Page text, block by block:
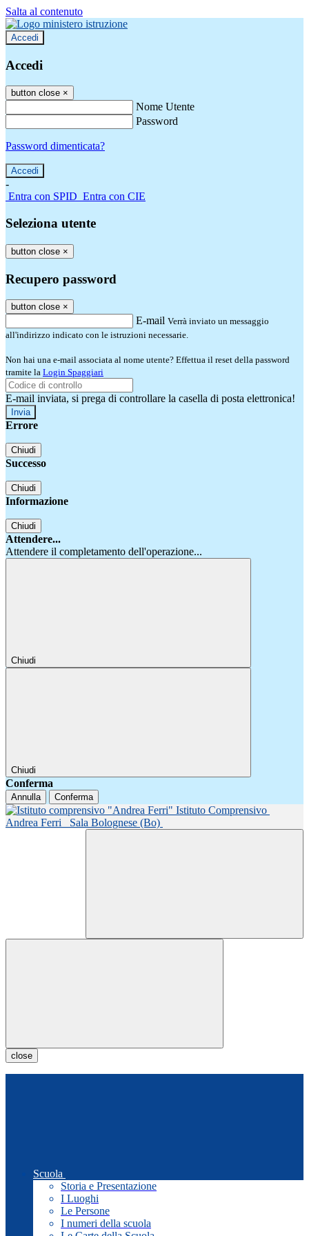
Salta al contenuto
Accedi
Accedi
button close ×
Nome Utente
Password
Password dimenticata?
-
Entra con SPID Entra con CIE
Seleziona utente
button close ×
Recupero password
button close ×
E-mail Verrà inviato un messaggio
all'indirizzo indicato con le istruzioni necessarie.
Non hai una e-mail associata al nome utente? Effettua il reset della password
tramite la Login Spaggiari
E-mail inviata, si prega di controllare la casella di posta elettronica!
Errore
Chiudi
Successo
Chiudi
Informazione
Chiudi
Attendere...
Attendere il completamento dell'operazione...
Chiudi
Chiudi
Conferma
Annulla Conferma
Istituto Comprensivo
Andrea Ferri
Sala Bolognese (Bo)
close
Scuola
Storia e Presentazione
I Luoghi
Le Persone
I numeri della scuola